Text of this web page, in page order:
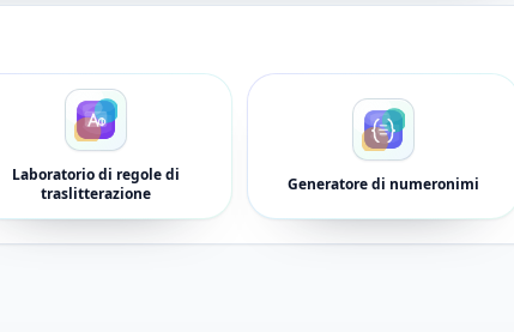
Laboratorio di regole di
traslitterazione
Generatore di numeronimi